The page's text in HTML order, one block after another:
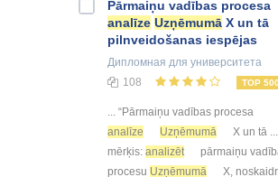
Pārmaiņu vadības procesa
analīze Uzņēmumā X un tā
pilnveidošanas iespējas
Дипломная для университета
108
TOP 500
... “Pārmaiņu vadības procesa
analīze
Uzņēmumā
X un tā ...
mērķis: analizēt
pārmaiņu
procesu Uzņēmumā X,